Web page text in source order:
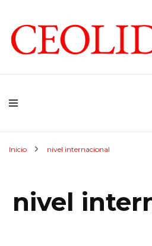
Inicio nivel internacional
nivel